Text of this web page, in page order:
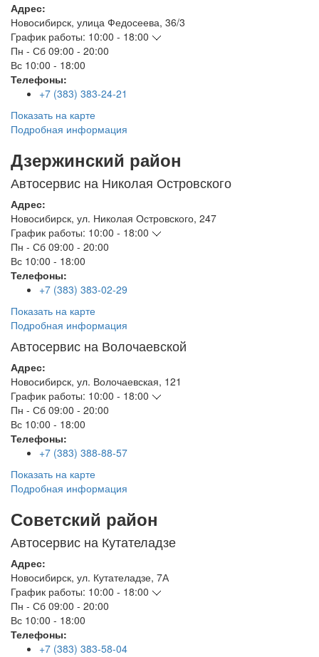
Адрес:
Новосибирск, улица Федосеева, 36/3
График работы: 10:00 - 18:00
Пн - Сб 09:00 - 20:00
Вс 10:00 - 18:00
Телефоны:
+7 (383) 383-24-21
Показать на карте
Подробная информация
Дзержинский район
Автосервис на Николая Островского
Адрес:
Новосибирск, ул. Николая Островского, 247
График работы: 10:00 - 18:00
Пн - Сб 09:00 - 20:00
Вс 10:00 - 18:00
Телефоны:
+7 (383) 383-02-29
Показать на карте
Подробная информация
Автосервис на Волочаевской
Адрес:
Новосибирск, ул. Волочаевская, 121
График работы: 10:00 - 18:00
Пн - Сб 09:00 - 20:00
Вс 10:00 - 18:00
Телефоны:
+7 (383) 388-88-57
Показать на карте
Подробная информация
Советский район
Автосервис на Кутателадзе
Адрес:
Новосибирск, ул. Кутателадзе, 7А
График работы: 10:00 - 18:00
Пн - Сб 09:00 - 20:00
Вс 10:00 - 18:00
Телефоны:
+7 (383) 383-58-04